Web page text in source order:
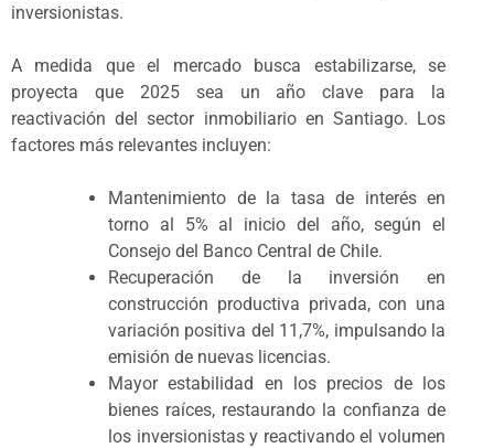
inversionistas.
A medida que el mercado busca estabilizarse, se
proyecta que 2025 sea un año clave para la
reactivación del sector inmobiliario en Santiago. Los
factores más relevantes incluyen:
Mantenimiento de la tasa de interés en
torno al 5% al inicio del año, según el
Consejo del Banco Central de Chile.
Recuperación de la inversión en
construcción productiva privada, con una
variación positiva del 11,7%, impulsando la
emisión de nuevas licencias.
Mayor estabilidad en los precios de los
bienes raíces, restaurando la confianza de
los inversionistas y reactivando el volumen